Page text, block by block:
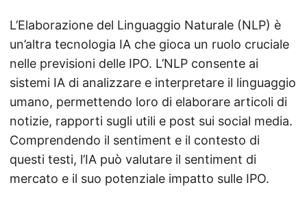
L’Elaborazione del Linguaggio Naturale (NLP) è
un’altra tecnologia IA che gioca un ruolo cruciale
nelle previsioni delle IPO. L’NLP consente ai
sistemi IA di analizzare e interpretare il linguaggio
umano, permettendo loro di elaborare articoli di
notizie, rapporti sugli utili e post sui social media.
Comprendendo il sentiment e il contesto di
questi testi, l’IA può valutare il sentiment di
mercato e il suo potenziale impatto sulle IPO.